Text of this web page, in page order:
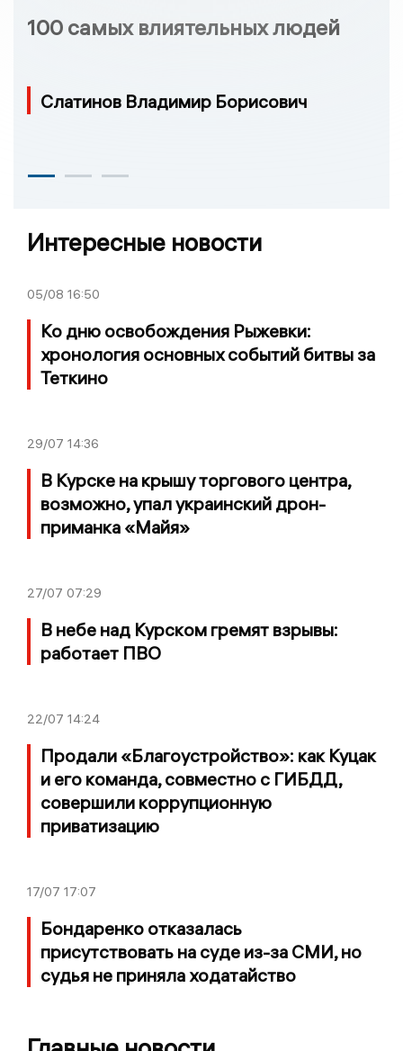
100 самых влиятельных людей
Слатинов Владимир Борисович
Интересные новости
05/08 16:50
Ко дню освобождения Рыжевки:
хронология основных событий битвы за
Теткино
29/07 14:36
В Курске на крышу торгового центра,
возможно, упал украинский дрон-
приманка «Майя»
27/07 07:29
В небе над Курском гремят взрывы:
работает ПВО
22/07 14:24
Продали «Благоустройство»: как Куцак
и его команда, совместно с ГИБДД,
совершили коррупционную
приватизацию
17/07 17:07
Бондаренко отказалась
присутствовать на суде из-за СМИ, но
судья не приняла ходатайство